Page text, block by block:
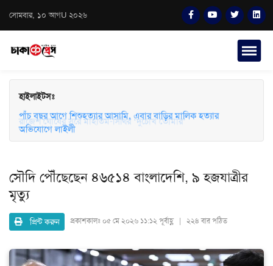
সোমবার, ১০ আগU ২০২৬
হাইলাইটসঃ
রাজেশ ঘোষের সুরে মাহতিম-সিঁথির ‘দুচোখ তোমার’
পাঁচ বছর আগে শিশুহত্যার আসামি, এবার বাড়ির মালিক হত্যার
অভিযোগে লাইলী
সৌদি পৌঁছেছেন ৪৬৫১৪ বাংলাদেশি, ৯ হজযাত্রীর
মৃত্যু
প্রিন্ট করুন প্রকাশকালঃ ০৫ মে ২০২৬ ১১:১২ পূর্বাহ্ণ | ২২৪ বার পঠিত